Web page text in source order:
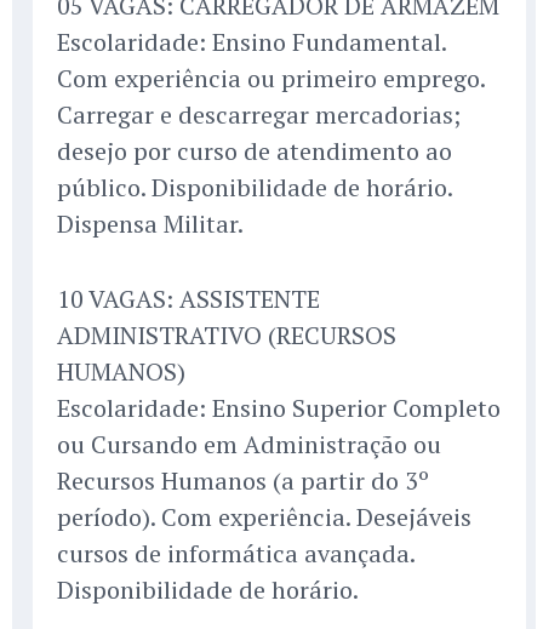
Escolaridade: Ensino Fundamental.
Com experiência ou primeiro emprego.
Carregar e descarregar mercadorias;
desejo por curso de atendimento ao
público. Disponibilidade de horário.
Dispensa Militar.
10 VAGAS: ASSISTENTE
ADMINISTRATIVO (RECURSOS
HUMANOS)
Escolaridade: Ensino Superior Completo
ou Cursando em Administração ou
Recursos Humanos (a partir do 3º
período). Com experiência. Desejáveis
cursos de informática avançada.
Disponibilidade de horário.